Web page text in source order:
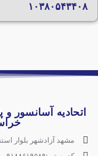
۱۰۳۸۰۵۴۳۴۰۸
اتحادیه آسانسور
مشهد آزادشهر بلوار استقلال